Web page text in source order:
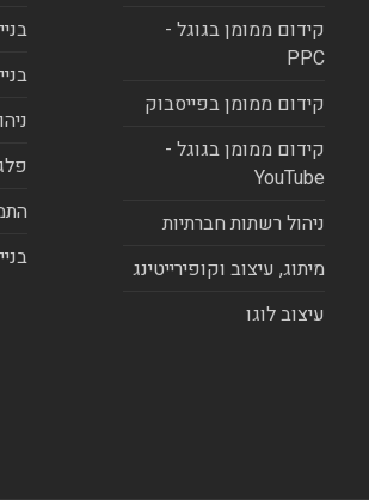
קידום ממומן בגוגל -
PPC
קידום ממומן בפייסבוק
קידום ממומן בגוגל -
YouTube
ניהול רשתות חברתיות
מיתוג, עיצוב וקופירייטינג
עיצוב לוגו